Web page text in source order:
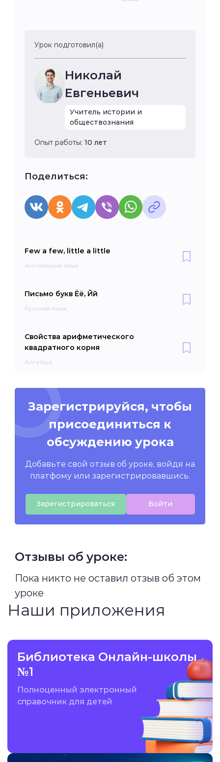
Урок подготовил(а)
Николай
Евгеньевич
Учитель истории и
обществознания
Опыт работы: 10 лет
Поделиться:
Few a few, little a little
Английский язык
Письмо букв Ёё, Йй
Русский язык
Свойства арифметического
квадратного корня
Алгебра
Зарегистрируйся, чтобы
присоединиться к
обсуждению урока
Добавьте свой отзыв об уроке, войдя на
платфому или зарегистрировавшись.
Зарегистрироваться Войти
Отзывы об уроке:
Пока никто не оставил отзыв об этом
уроке
Наши приложения
Библиотека Онлайн-школы
№1
Полноценный электронный
справочник для детей